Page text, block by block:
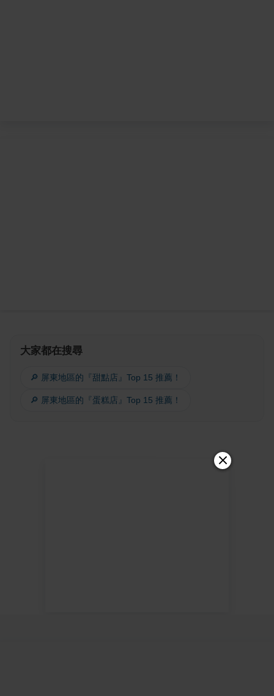
大家都在搜尋
🔎 屏東地區的『甜點店』Top 15 推薦！
🔎 屏東地區的『蛋糕店』Top 15 推薦！